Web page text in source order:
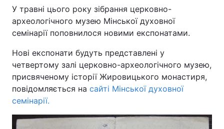
У травні цього року зібрання церковно-
археологічного музею Мінської духовної
семінарії поповнилося новими експонатами.
Нові експонати будуть представлені у
четвертому залі церковно-археологічного музею,
присвяченому історії Жировицького монастиря,
повідомляється на сайті Мінської духовної
семінарії.